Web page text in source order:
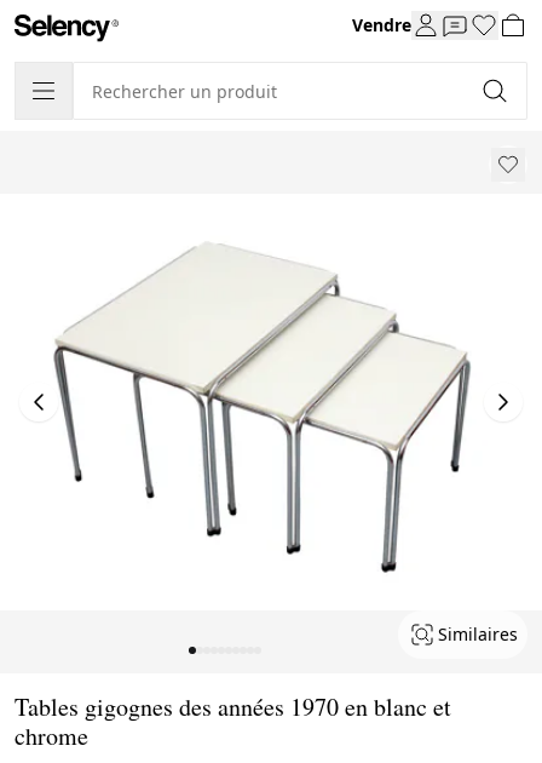
Vendre
Similaires
Tables gigognes des années 1970 en blanc et
chrome